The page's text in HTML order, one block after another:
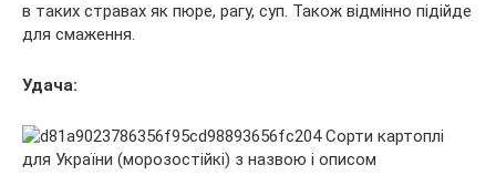
в таких стравах як пюре, рагу, суп. Також відмінно підійде
для смаження.
Удача: